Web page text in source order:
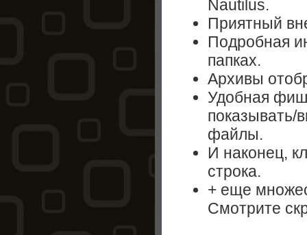
Nautilus.
Приятный
Подробная
папках.
Архивы
Удобная
показывать/
файлы.
И наконец,
строка.
+ еще
Смотрите